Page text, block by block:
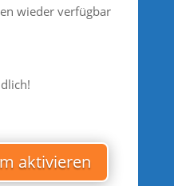
wieder verfügbar
aktivieren